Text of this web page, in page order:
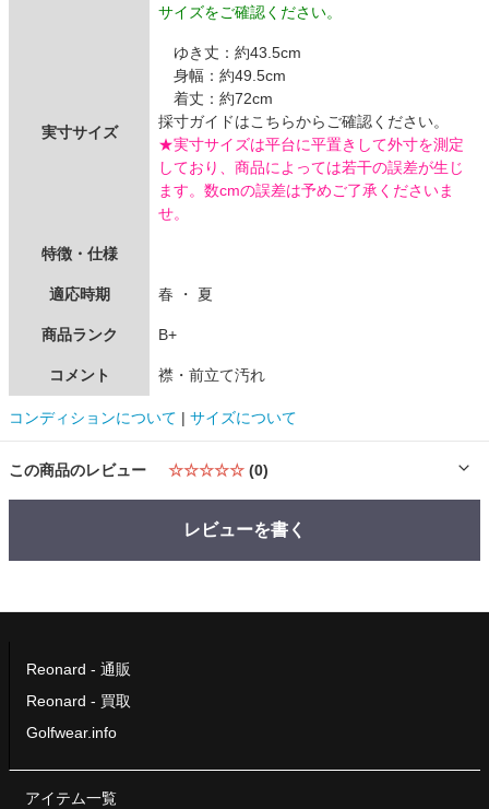
サイズをご確認ください。
実寸サイズ
ゆき丈：約43.5cm
身幅：約49.5cm
着丈：約72cm
採寸ガイドはこちらからご確認ください。
★実寸サイズは平台に平置きして外寸を測定
しており、商品によっては若干の誤差が生じ
ます。数cmの誤差は予めご了承くださいま
せ。
特徴・仕様
適応時期 春 ・ 夏
商品ランク B+
コメント 襟・前立て汚れ
コンディションについて | サイズについて
この商品のレビュー ☆☆☆☆☆ (0)
レビューを書く
Reonard - 通販
Reonard - 買取
Golfwear.info
アイテム一覧